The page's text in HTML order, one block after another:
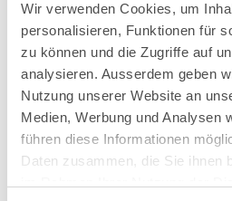
Wir verwenden Cookies, um
personalisieren, Funktionen für
zu können und die Zugriffe auf
analysieren. Ausserdem geben
Nutzung unserer Website an
Medien, Werbung und Analysen
führen diese Informationen
Daten zusammen, die Sie ihnen
Prenez contact avec
conseillons
Nous sommes là pour